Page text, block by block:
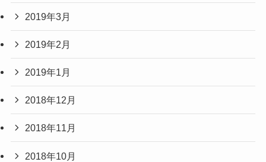
2019年3月
2019年2月
2019年1月
2018年12月
2018年11月
2018年10月